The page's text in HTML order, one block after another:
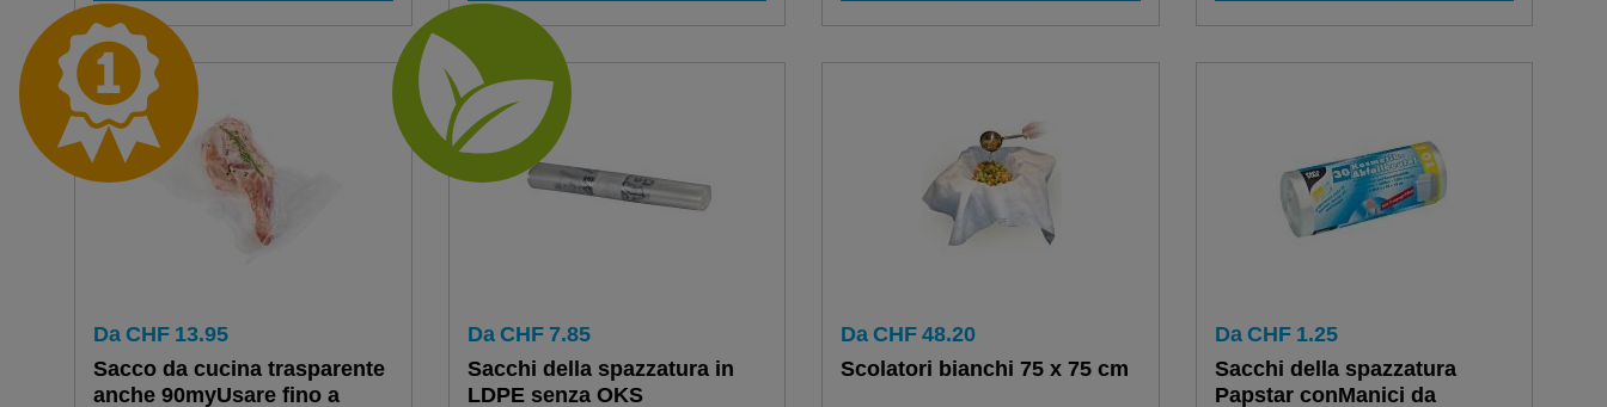
Da CHF 13.95
Sacco da cucina trasparente
anche 90myUsare fino a
Da CHF 7.85
Sacchi della spazzatura in
LDPE senza OKS
Da CHF 48.20
Scolatori bianchi 75 x 75 cm
Da CHF 1.25
Sacchi della spazzatura
Papstar conManici da